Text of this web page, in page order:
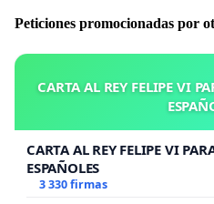
Peticiones promocionadas por
CARTA AL REY FELIPE VI
CARTA AL REY FELIPE VI
ESPAÑOLES
3 330 firmas